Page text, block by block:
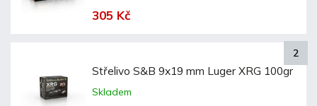
305 Kč
Střelivo S&B 9x19 mm Luger XRG 100gr
Skladem